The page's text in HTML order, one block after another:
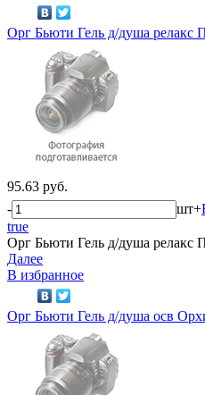
Орг Бьюти Гель д/душа релакс
95.63 руб.
-
шт+
true
Орг Бьюти Гель д/душа релакс
Далее
В избранное
Орг Бьюти Гель д/душа осв